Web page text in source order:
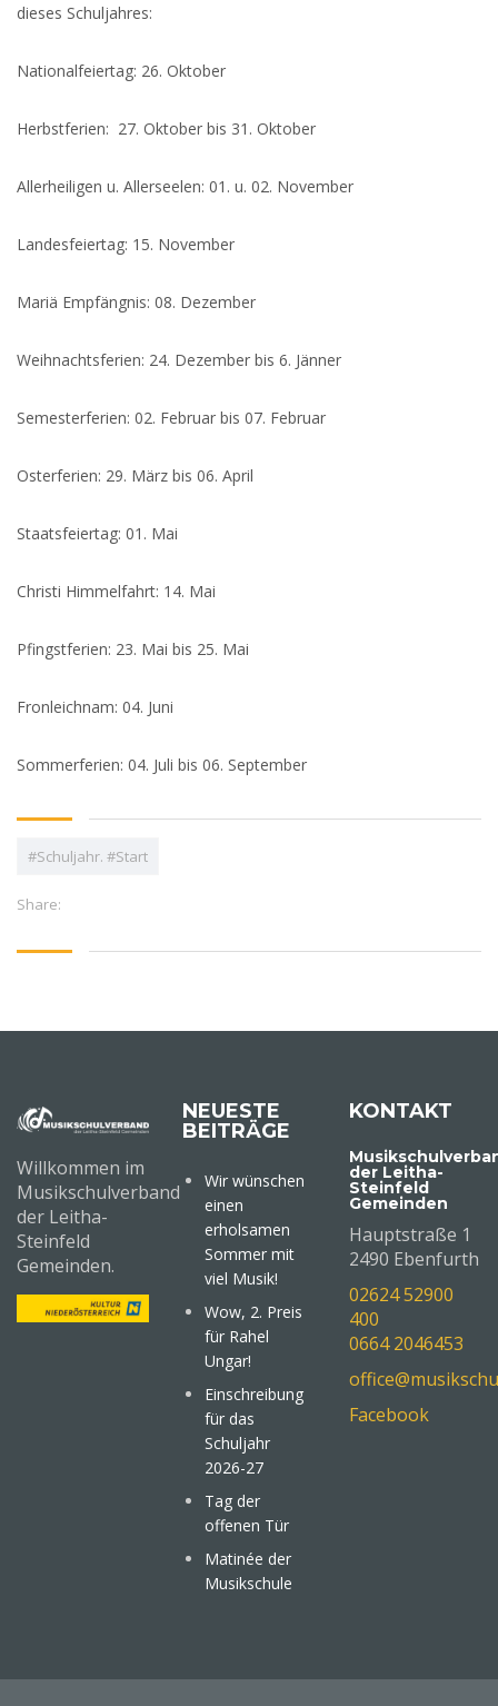
dieses Schuljahres:
Nationalfeiertag: 26. Oktober
Herbstferien: 27. Oktober bis 31. Oktober
Allerheiligen u. Allerseelen: 01. u. 02. November
Landesfeiertag: 15. November
Mariä Empfängnis: 08. Dezember
Weihnachtsferien: 24. Dezember bis 6. Jänner
Semesterferien: 02. Februar bis 07. Februar
Osterferien: 29. März bis 06. April
Staatsfeiertag: 01. Mai
Christi Himmelfahrt: 14. Mai
Pfingstferien: 23. Mai bis 25. Mai
Fronleichnam: 04. Juni
Sommerferien: 04. Juli bis 06. September
#Schuljahr. #Start
Share:
Willkommen im
Musikschulverband
der Leitha-
Steinfeld
Gemeinden.
NEUESTE
BEITRÄGE
Wir wünschen
einen
erholsamen
Sommer mit
viel Musik!
Wow, 2. Preis
für Rahel
Ungar!
Einschreibung
für das
Schuljahr
2026-27
Tag der
offenen Tür
Matinée der
Musikschule
KONTAKT
der Leitha-
Steinfeld
Gemeinden
Hauptstraße 1
2490 Ebenfurth
02624 52900
400
0664 2046453
Facebook